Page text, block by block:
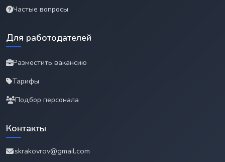
Частые вопросы
Для работодателей
Разместить вакансию
Тарифы
Подбор персонала
Контакты
iskrakovrov@gmail.com